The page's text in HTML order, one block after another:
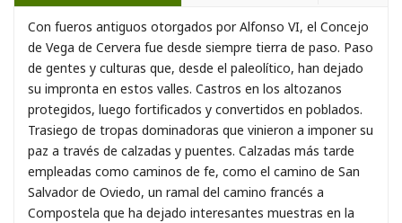
Con fueros antiguos otorgados por Alfonso VI, el Concejo
de Vega de Cervera fue desde siempre tierra de paso. Paso
de gentes y culturas que, desde el paleolítico, han dejado
su impronta en estos valles. Castros en los altozanos
protegidos, luego fortificados y convertidos en poblados.
Trasiego de tropas dominadoras que vinieron a imponer su
paz a través de calzadas y puentes. Calzadas más tarde
empleadas como caminos de fe, como el camino de San
Salvador de Oviedo, un ramal del camino francés a
Compostela que ha dejado interesantes muestras en la